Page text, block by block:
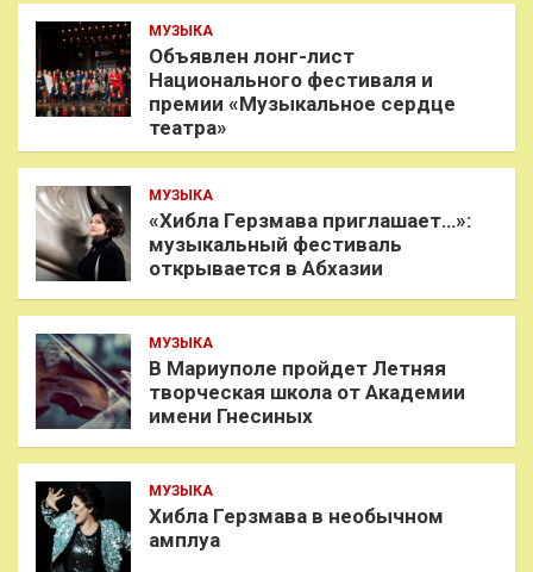
МУЗЫКА
Объявлен лонг-лист
Национального фестиваля и
премии «Музыкальное сердце
театра»
МУЗЫКА
«Хибла Герзмава приглашает…»:
музыкальный фестиваль
открывается в Абхазии
МУЗЫКА
В Мариуполе пройдет Летняя
творческая школа от Академии
имени Гнесиных
МУЗЫКА
Хибла Герзмава в необычном
амплуа